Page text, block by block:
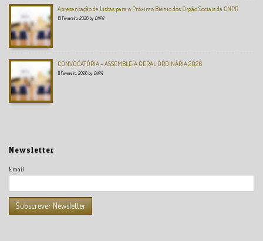
Apresentação de Listas para o Próximo Biénio dos Orgão Sociais da CNPR
18 Fevereiro, 2026 by CNPR
CONVOCATÓRIA – ASSEMBLEIA GERAL ORDINÁRIA 2026
11 Fevereiro, 2026 by CNPR
Newsletter
Email